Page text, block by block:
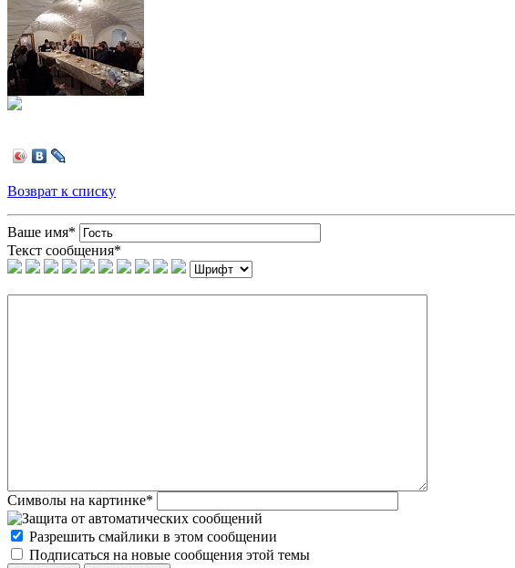
Возврат к списку
Ваше имя*
Текст сообщения*
Символы на картинке*
Разрешить смайлики в этом сообщении
Подписаться на новые сообщения этой темы